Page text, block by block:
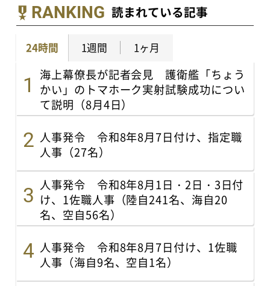
RANKING 読まれている記事
24時間 1週間 1ヶ月
海上幕僚長が記者会見 護衛艦「ちょう
かい」のトマホーク実射試験成功につい
て説明（8月4日）
人事発令 令和8年8月7日付け、指定職
人事（27名）
人事発令 令和8年8月1日・2日・3日付
け、1佐職人事（陸自241名、海自20
名、空自56名）
人事発令 令和8年8月7日付け、1佐職
人事（海自9名、空自1名）